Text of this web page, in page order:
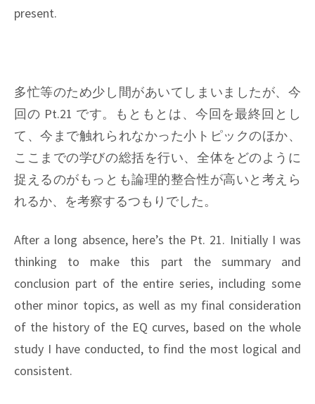
present.
多忙等のため少し間があいてしまいましたが、今
回の Pt.21 です。もともとは、今回を最終回とし
て、今まで触れられなかった小トピックのほか、
ここまでの学びの総括を行い、全体をどのように
捉えるのがもっとも論理的整合性が高いと考えら
れるか、を考察するつもりでした。
After a long absence, here’s the Pt. 21. Initially I was
thinking to make this part the summary and
conclusion part of the entire series, including some
other minor topics, as well as my final consideration
of the history of the EQ curves, based on the whole
study I have conducted, to find the most logical and
consistent.